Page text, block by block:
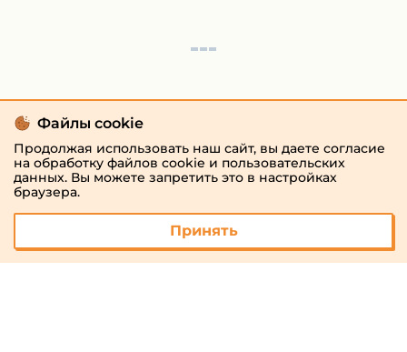
Файлы cookie
Продолжая использовать наш сайт, вы даете согласие
на обработку файлов cookie и пользовательских
данных. Вы можете запретить это в настройках
браузера.
Принять